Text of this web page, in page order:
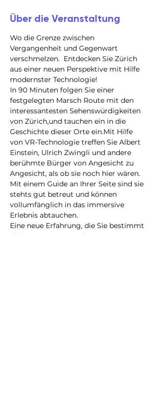
Über die Veranstaltung
Wo die Grenze zwischen
Vergangenheit und Gegenwart
verschmelzen.  Entdecken Sie Zürich
aus einer neuen Perspektive mit Hilfe
modernster Technologie!
In 90 Minuten folgen Sie einer
festgelegten Marsch Route mit den
interessantesten Sehenswürdigkeiten
von Zürich,und tauchen ein in die
Geschichte dieser Orte ein.Mit Hilfe
von VR-Technologie treffen Sie Albert
Einstein, Ulrich Zwingli und andere
berühmte Bürger von Angesicht zu
Angesicht, als ob sie noch hier wären.
Mit einem Guide an Ihrer Seite sind sie
stehts gut betreut und können
vollumfänglich in das immersive
Erlebnis abtauchen.
Eine neue Erfahrung, die Sie bestimmt
nicht vergessen werden!